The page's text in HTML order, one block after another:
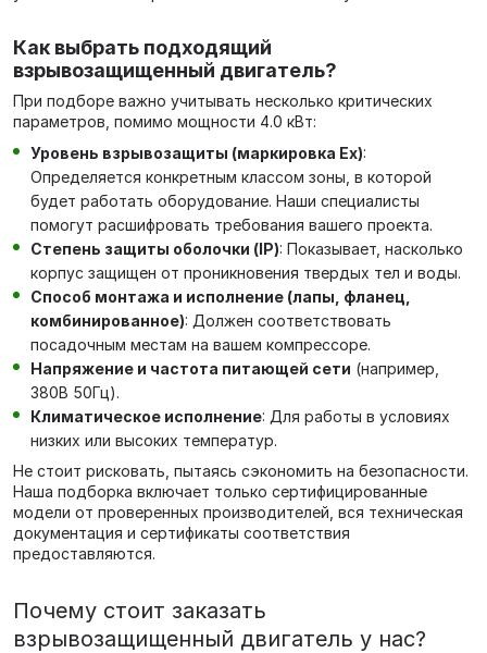
Как выбрать подходящий
взрывозащищенный двигатель?
При подборе важно учитывать несколько критических
параметров, помимо мощности 4.0 кВт:
Уровень взрывозащиты (маркировка Ex):
Определяется конкретным классом зоны, в которой
будет работать оборудование. Наши специалисты
помогут расшифровать требования вашего проекта.
Степень защиты оболочки (IP): Показывает, насколько
корпус защищен от проникновения твердых тел и воды.
Способ монтажа и исполнение (лапы, фланец,
комбинированное): Должен соответствовать
посадочным местам на вашем компрессоре.
Напряжение и частота питающей сети (например,
380В 50Гц).
Климатическое исполнение: Для работы в условиях
низких или высоких температур.
Не стоит рисковать, пытаясь сэкономить на безопасности.
Наша подборка включает только сертифицированные
модели от проверенных производителей, вся техническая
документация и сертификаты соответствия
предоставляются.
Почему стоит заказать
взрывозащищенный двигатель у нас?